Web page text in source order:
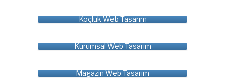
Koçluk Web Tasarım
Kurumsal Web Tasarım
Magazin Web Tasarım